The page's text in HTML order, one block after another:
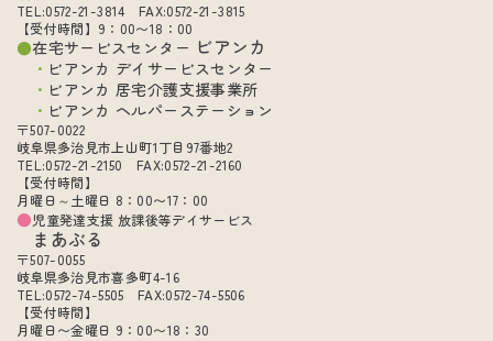
TEL:0572-21-3814 FAX:0572-21-3815
【受付時間】9：00〜18：00
在宅サービスセンター ビアンカ
ビアンカ デイサービスセンター
ビアンカ 居宅介護支援事業所
ビアンカ ヘルパーステーション
〒507-0022
岐阜県多治見市上山町1丁目97番地2
TEL:0572-21-2150 FAX:0572-21-2160
【受付時間】
月曜日～土曜日 8：00〜17：00
児童発達支援 放課後等デイサービス
まあぶる
〒507-0055
岐阜県多治見市喜多町4-16
TEL:0572-74-5505 FAX:0572-74-5506
【受付時間】
月曜日〜金曜日 9：00〜18：30